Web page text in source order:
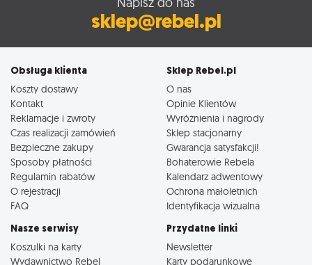
sklep@rebel.pl
Obsługa klienta
Koszty dostawy
Kontakt
Reklamacje i zwroty
Czas realizacji zamówień
Bezpieczne zakupy
Sposoby płatności
Regulamin rabatów
O rejestracji
FAQ
Sklep Rebel.pl
O nas
Opinie Klientów
Wyróżnienia i nagrody
Sklep stacjonarny
Gwarancja satysfakcji!
Bohaterowie Rebela
Kalendarz adwentowy
Ochrona małoletnich
Identyfikacja wizualna
Nasze serwisy
Koszulki na karty
Wydawnictwo Rebel
Przydatne linki
Newsletter
Karty podarunkowe